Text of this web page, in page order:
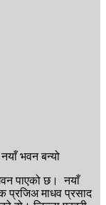
पाएको छ। नयाँ
प्रजिअ माधव प्रसाद